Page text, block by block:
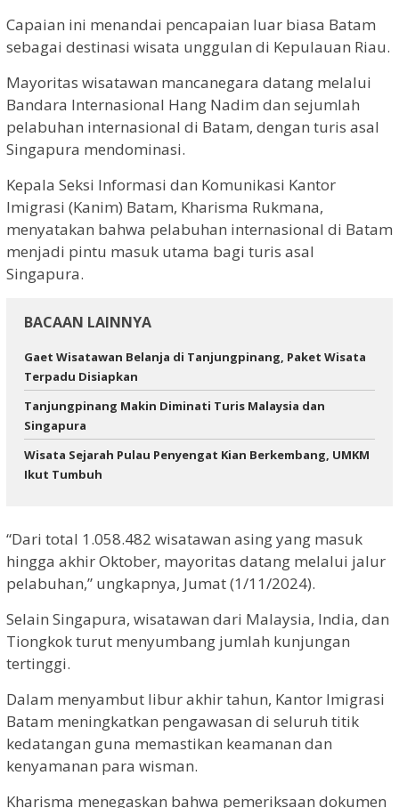
Capaian ini menandai pencapaian luar biasa Batam
sebagai destinasi wisata unggulan di Kepulauan Riau.
Mayoritas wisatawan mancanegara datang melalui
Bandara Internasional Hang Nadim dan sejumlah
pelabuhan internasional di Batam, dengan turis asal
Singapura mendominasi.
Kepala Seksi Informasi dan Komunikasi Kantor
Imigrasi (Kanim) Batam, Kharisma Rukmana,
menyatakan bahwa pelabuhan internasional di Batam
menjadi pintu masuk utama bagi turis asal
Singapura.
BACAAN LAINNYA
Gaet Wisatawan Belanja di Tanjungpinang, Paket Wisata
Terpadu Disiapkan
Tanjungpinang Makin Diminati Turis Malaysia dan
Singapura
Wisata Sejarah Pulau Penyengat Kian Berkembang, UMKM
Ikut Tumbuh
“Dari total 1.058.482 wisatawan asing yang masuk
hingga akhir Oktober, mayoritas datang melalui jalur
pelabuhan,” ungkapnya, Jumat (1/11/2024).
Selain Singapura, wisatawan dari Malaysia, India, dan
Tiongkok turut menyumbang jumlah kunjungan
tertinggi.
Dalam menyambut libur akhir tahun, Kantor Imigrasi
Batam meningkatkan pengawasan di seluruh titik
kedatangan guna memastikan keamanan dan
kenyamanan para wisman.
Kharisma menegaskan bahwa pemeriksaan dokumen